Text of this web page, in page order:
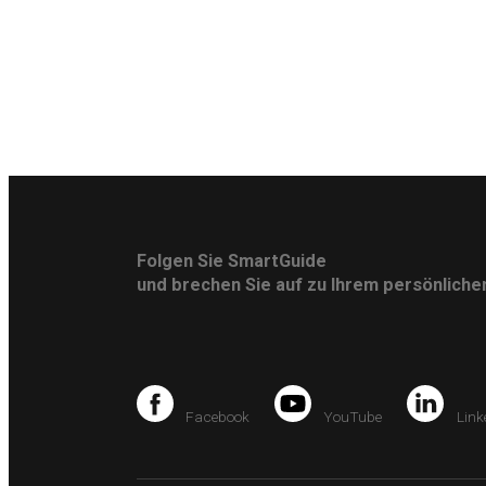
Folgen Sie SmartGuide
und brechen Sie auf zu Ihrem
Facebook YouTube